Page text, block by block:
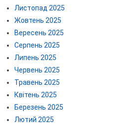
Листопад 2025
Жовтень 2025
Вересень 2025
Серпень 2025
Липень 2025
Червень 2025
Травень 2025
Квітень 2025
Березень 2025
Лютий 2025